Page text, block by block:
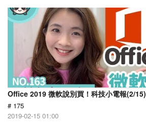
Office 2019 微軟說別買！科技小電報(2/15)
# 175
2019-02-15 01:00